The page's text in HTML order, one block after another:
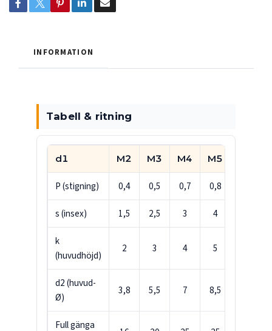
INFORMATION
Tabell & ritning
d1 M2 M3 M4 M5
P (stigning) 0,4 0,5 0,7 0,8
s (insex) 1,5 2,5 3 4
k
(huvudhöjd)
2 3 4 5
d2 (huvud-
Ø)
3,8 5,5 7 8,5
Full gänga